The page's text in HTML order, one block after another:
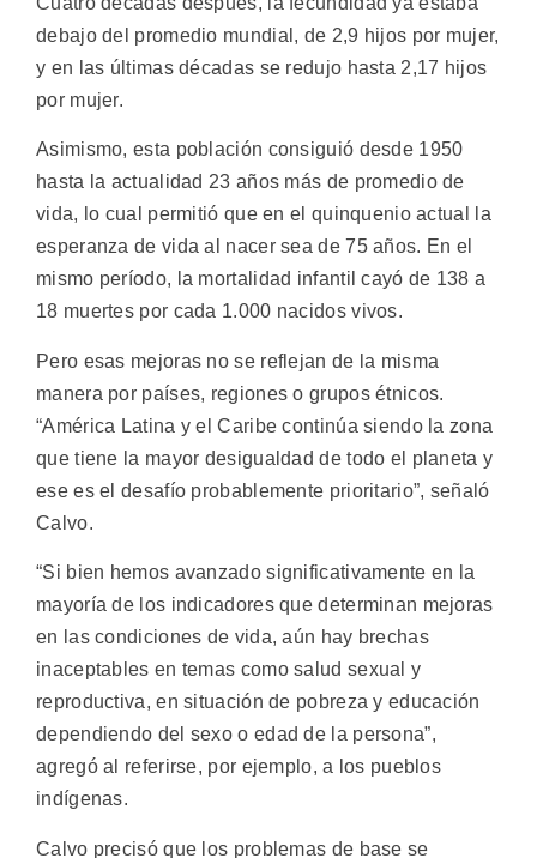
debajo del promedio mundial, de 2,9 hijos por mujer,
y en las últimas décadas se redujo hasta 2,17 hijos
por mujer.
Asimismo, esta población consiguió desde 1950
hasta la actualidad 23 años más de promedio de
vida, lo cual permitió que en el quinquenio actual la
esperanza de vida al nacer sea de 75 años. En el
mismo período, la mortalidad infantil cayó de 138 a
18 muertes por cada 1.000 nacidos vivos.
Pero esas mejoras no se reflejan de la misma
manera por países, regiones o grupos étnicos.
“América Latina y el Caribe continúa siendo la zona
que tiene la mayor desigualdad de todo el planeta y
ese es el desafío probablemente prioritario”, señaló
Calvo.
“Si bien hemos avanzado significativamente en la
mayoría de los indicadores que determinan mejoras
en las condiciones de vida, aún hay brechas
inaceptables en temas como salud sexual y
reproductiva, en situación de pobreza y educación
dependiendo del sexo o edad de la persona”,
agregó al referirse, por ejemplo, a los pueblos
indígenas.
Calvo precisó que los problemas de base se